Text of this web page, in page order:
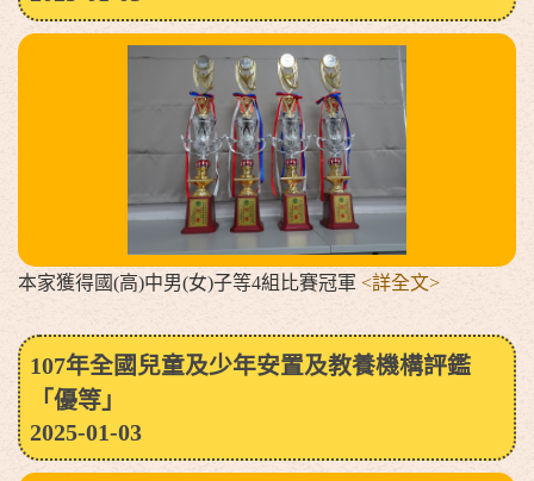
本家獲得國(高)中男(女)子等4組比賽冠軍 <詳全文>
107年全國兒童及少年安置及教養機構評鑑
「優等」
2025-01-03